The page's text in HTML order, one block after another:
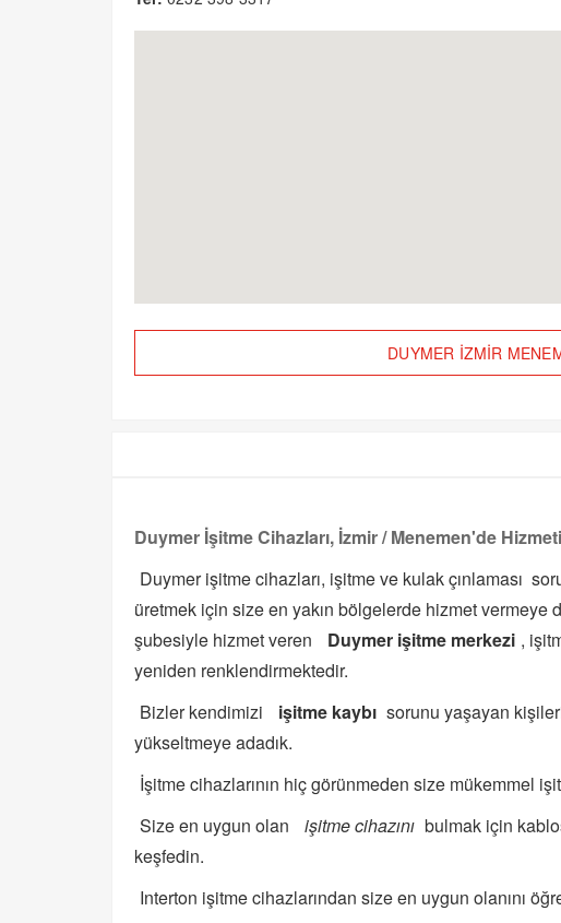
DUYMER İZMİR
Duymer İşitme Cihazları, İzmir / Menemen'de
Duymer işitme cihazları, işitme ve kulak çınlaması
üretmek için size en yakın bölgelerde hizmet
şubesiyle hizmet veren
Duymer işitme merkezi ,
yeniden renklendirmektedir.
Bizler kendimizi
işitme kaybı sorunu yaşayan
yükseltmeye adadık.
İşitme cihazlarının hiç görünmeden size mükemmel
Size en uygun olan
işitme cihazını bulmak için
keşfedin.
Interton işitme cihazlarından size en uygun olanını